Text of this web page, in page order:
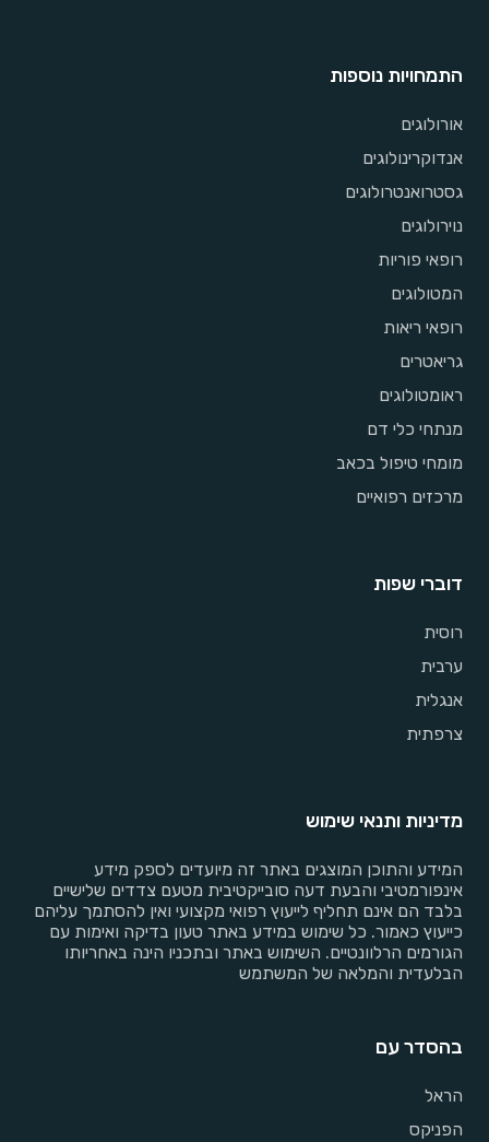
התמחויות נוספות
אורולוגים
אנדוקרינולוגים
גסטרואנטרולוגים
נוירולוגים
רופאי פוריות
המטולוגים
רופאי ריאות
גריאטרים
ראומטולוגים
מנתחי כלי דם
מומחי טיפול בכאב
מרכזים רפואיים
דוברי שפות
רוסית
ערבית
אנגלית
צרפתית
מדיניות ותנאי שימוש
המידע והתוכן המוצגים באתר זה מיועדים לספק מידע
אינפורמטיבי והבעת דעה סובייקטיבית מטעם צדדים שלישיים
בלבד הם אינם תחליף לייעוץ רפואי מקצועי ואין להסתמך עליהם
כייעוץ כאמור. כל שימוש במידע באתר טעון בדיקה ואימות עם
הגורמים הרלוונטיים. השימוש באתר ובתכניו הינה באחריותו
הבלעדית והמלאה של המשתמש
בהסדר עם
הראל
הפניקס